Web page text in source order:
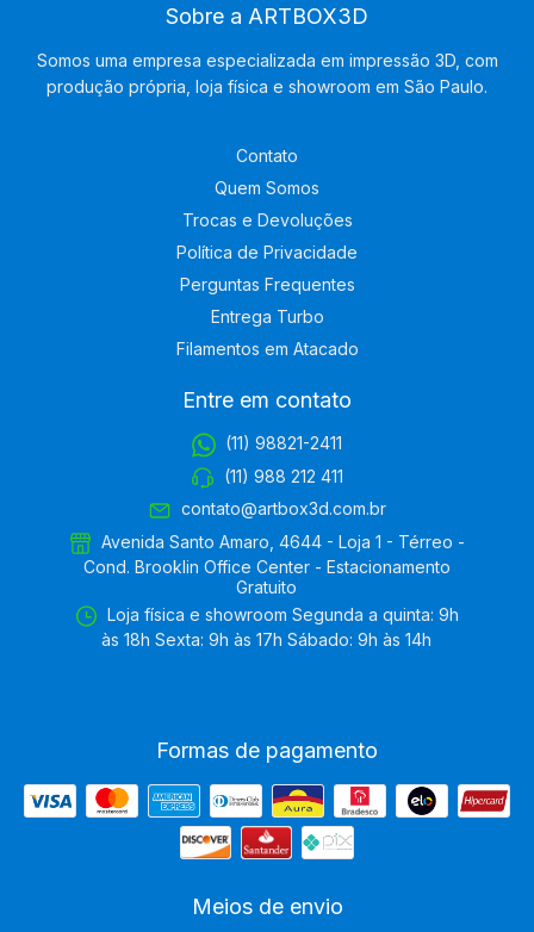
Sobre a ARTBOX3D
Somos uma empresa especializada em impressão 3D, com
produção própria, loja física e showroom em São Paulo.
Contato
Quem Somos
Trocas e Devoluções
Política de Privacidade
Perguntas Frequentes
Entrega Turbo
Filamentos em Atacado
Entre em contato
(11) 98821-2411
(11) 988 212 411
contato@artbox3d.com.br
Avenida Santo Amaro, 4644 - Loja 1 - Térreo -
Cond. Brooklin Office Center - Estacionamento
Gratuito
Loja física e showroom Segunda a quinta: 9h
às 18h Sexta: 9h às 17h Sábado: 9h às 14h
Formas de pagamento
Meios de envio